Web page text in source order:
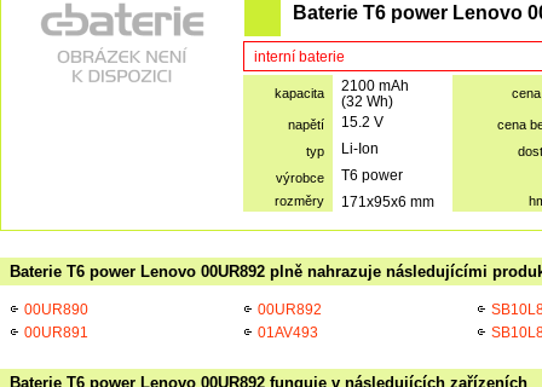
Baterie T6 power Lenovo
interní baterie
kapacita
2100 mAh
(32 Wh)
napětí 15.2 V
cena
typ
Li-Ion
výrobce
T6 power
rozměry 171x95x6 mm
Baterie T6 power Lenovo 00UR892 plně nahrazuje následujícími
00UR890
00UR891
00UR892
01AV493
Baterie T6 power Lenovo 00UR892 funguje v následujících zařízeních